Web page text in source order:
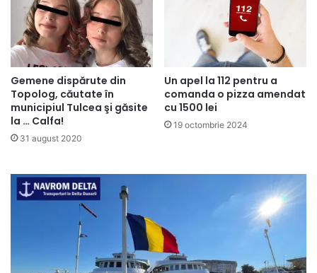
Gemene dispărute din
Topolog, căutate în
municipiul Tulcea şi găsite
la … Calfa!
31 august 2020
Un apel la 112 pentru a
comanda o pizza amendat
cu 1500 lei
19 octombrie 2024